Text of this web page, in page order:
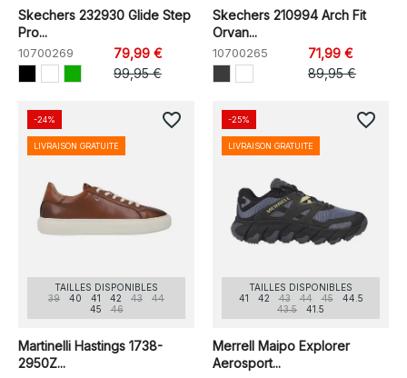
Skechers 232930 Glide Step
Pro...
10700269
79,99 €
99,95 €
Skechers 210994 Arch Fit
Orvan...
10700265
71,99 €
89,95 €
TAILLES DISPONIBLES
39
40 41 42 43
44
45
46
Martinelli Hastings 1738-
2950Z...
-24%
LIVRAISON GRATUITE
favorite_border
TAILLES DISPONIBLES
41
42 43 44 45
44.5
43.5
41.5
Merrell Maipo Explorer
Aerosport...
-25%
LIVRAISON GRATUITE
favorite_border